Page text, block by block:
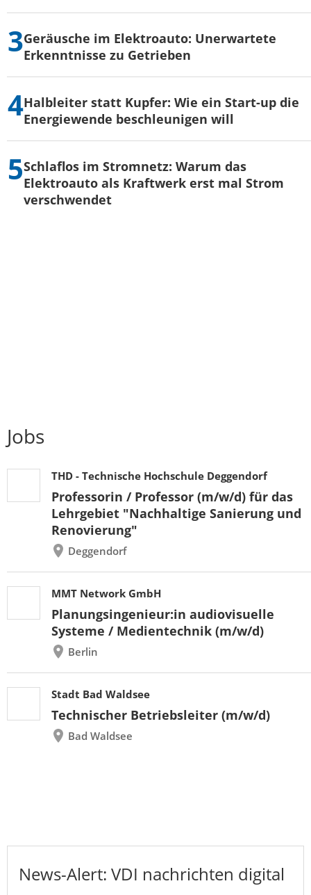
Geräusche im Elektroauto: Unerwartete
Erkenntnisse zu Getrieben
Halbleiter statt Kupfer: Wie ein Start-up die
Energiewende beschleunigen will
Schlaflos im Stromnetz: Warum das
Elektroauto als Kraftwerk erst mal Strom
verschwendet
Jobs
THD - Technische Hochschule Deggendorf
Professorin / Professor (m/w/d) für das
Lehrgebiet "Nachhaltige Sanierung und
Renovierung"
Deggendorf
MMT Network GmbH
Planungsingenieur:in audiovisuelle
Systeme / Medientechnik (m/w/d)
Berlin
Stadt Bad Waldsee
Technischer Betriebsleiter (m/w/d)
Bad Waldsee
News-Alert: VDI nachrichten digital